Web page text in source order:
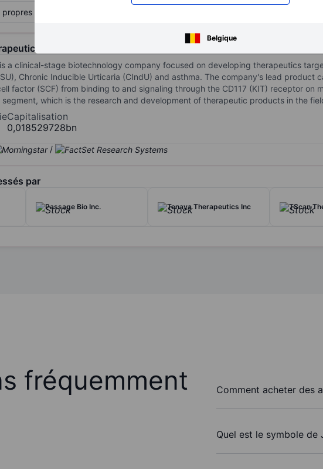
Belgique
propres
Inc.
a clinical-stage biotechnology company focused on developing therapeutics
Chronic Inducible Urticaria (CIndU) and asthma. The company's lead product
factor (SCF) from binding to and signaling through the CD117 (KIT) receptor on
which is the research and development of therapeutic products in the
Capitalisation
0,018529728bn
/
par
Passage Bio Inc. Tenaya Therapeutics Inc TScan
fréquemment
Comment acheter des
Quel est le symbole de